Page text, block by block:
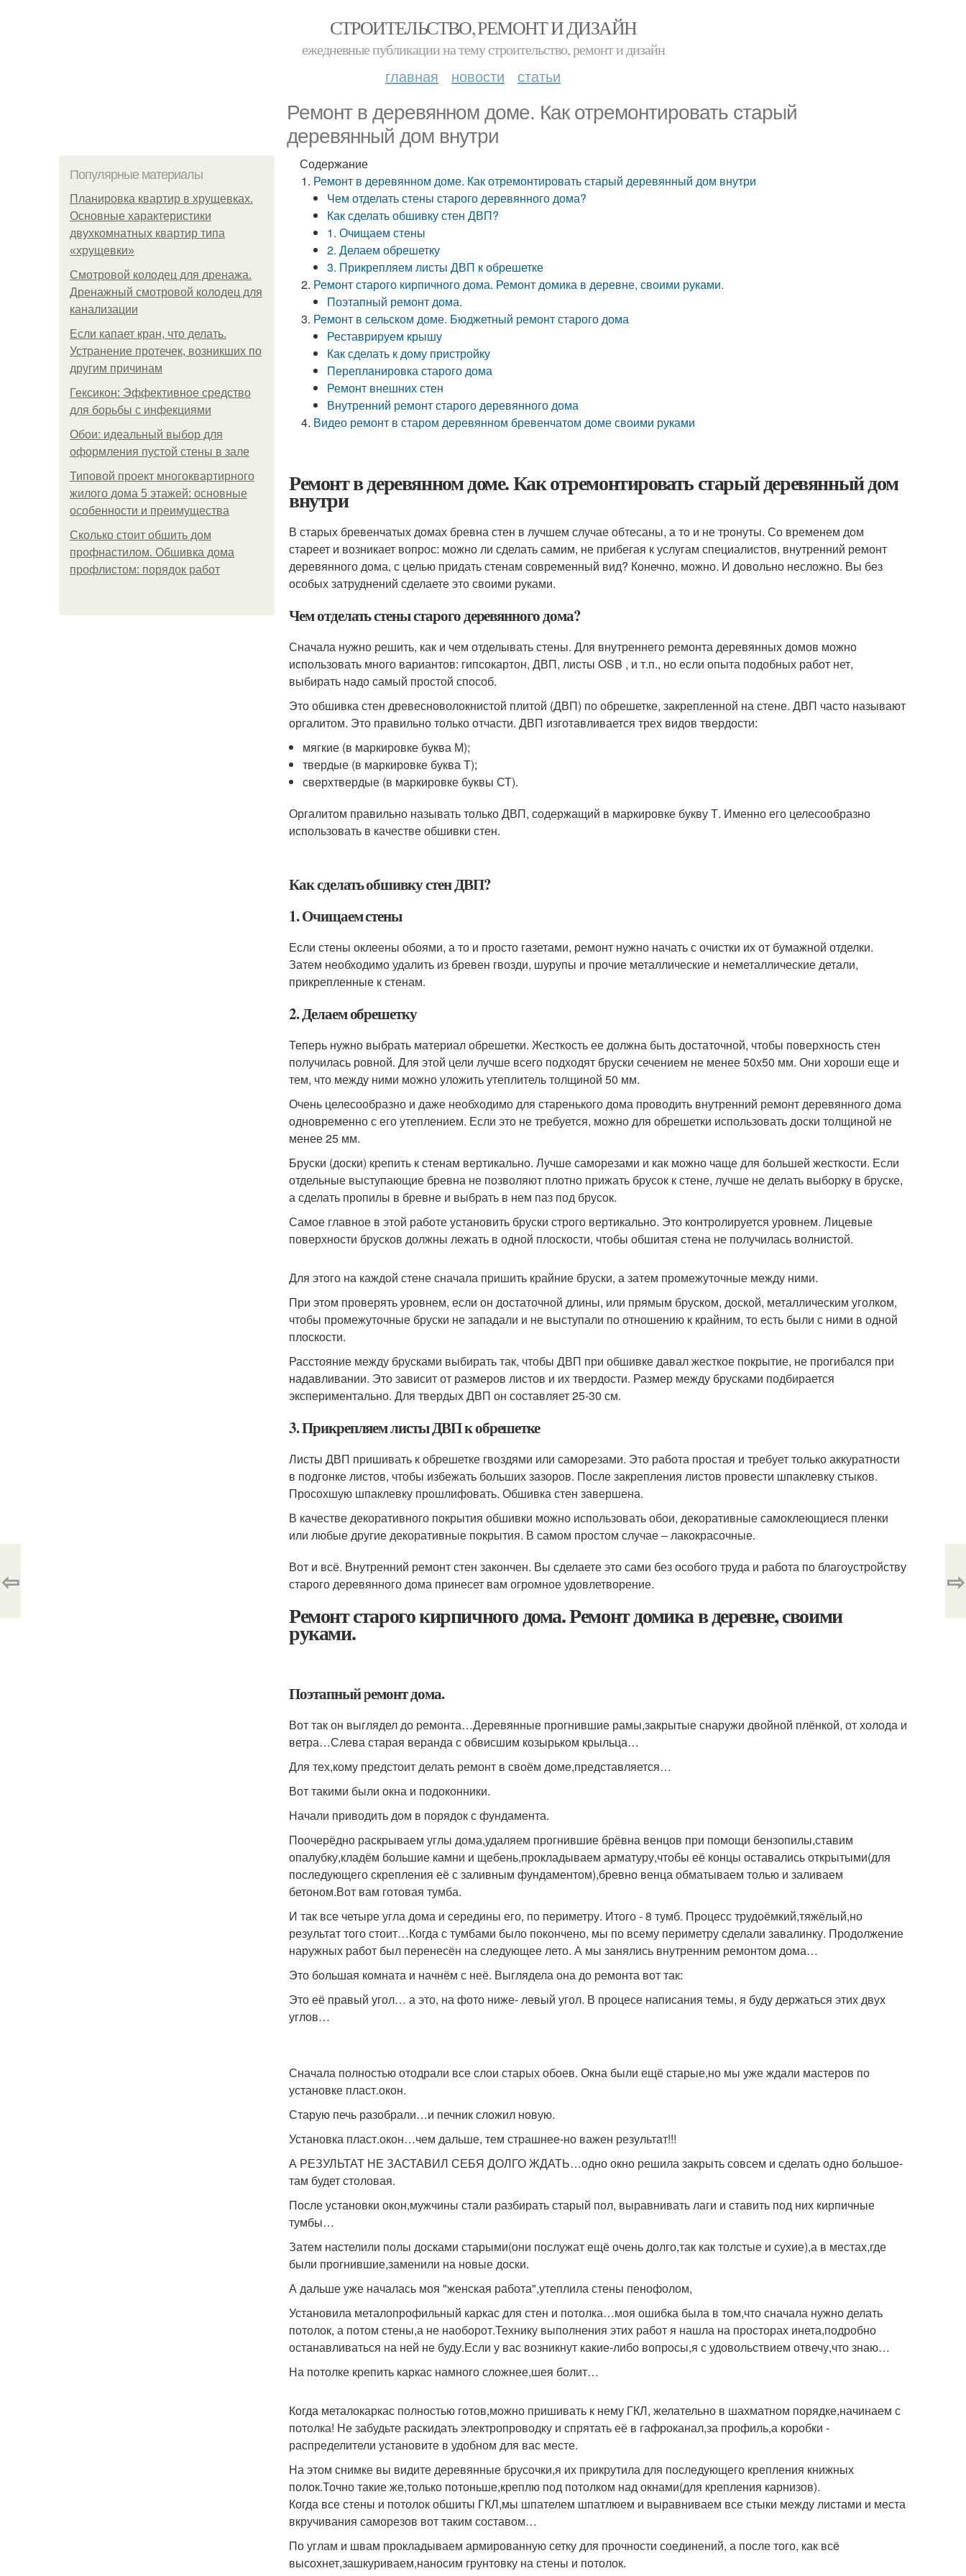
СТРОИТЕЛЬСТВО, РЕМОНТ И ДИЗАЙН
ежедневные публикации на тему строительство, ремонт и дизайн
главная новости статьи
Ремонт в деревянном доме. Как отремонтировать старый
деревянный дом внутри
Популярные материалы
Планировка квартир в хрущевках.
Основные характеристики
двухкомнатных квартир типа
«хрущевки»
Смотровой колодец для дренажа.
Дренажный смотровой колодец для
канализации
Если капает кран, что делать.
Устранение протечек, возникших по
другим причинам
Гексикон: Эффективное средство
для борьбы с инфекциями
Обои: идеальный выбор для
оформления пустой стены в зале
Типовой проект многоквартирного
жилого дома 5 этажей: основные
особенности и преимущества
Сколько стоит обшить дом
профнастилом. Обшивка дома
профлистом: порядок работ
Содержание
Ремонт в деревянном доме. Как отремонтировать старый деревянный дом внутри
Чем отделать стены старого деревянного дома?
Как сделать обшивку стен ДВП?
1. Очищаем стены
2. Делаем обрешетку
3. Прикрепляем листы ДВП к обрешетке
Ремонт старого кирпичного дома. Ремонт домика в деревне, своими руками.
Поэтапный ремонт дома.
Ремонт в сельском доме. Бюджетный ремонт старого дома
Реставрируем крышу
Как сделать к дому пристройку
Перепланировка старого дома
Ремонт внешних стен
Внутренний ремонт старого деревянного дома
Видео ремонт в старом деревянном бревенчатом доме своими руками
Ремонт в деревянном доме. Как отремонтировать старый деревянный дом
внутри
В старых бревенчатых домах бревна стен в лучшем случае обтесаны, а то и не тронуты. Со временем дом
стареет и возникает вопрос: можно ли сделать самим, не прибегая к услугам специалистов, внутренний ремонт
деревянного дома, с целью придать стенам современный вид? Конечно, можно. И довольно несложно. Вы без
особых затруднений сделаете это своими руками.
Чем отделать стены старого деревянного дома?
Сначала нужно решить, как и чем отделывать стены. Для внутреннего ремонта деревянных домов можно
использовать много вариантов: гипсокартон, ДВП, листы OSB , и т.п., но если опыта подобных работ нет,
выбирать надо самый простой способ.
Это обшивка стен древесноволокнистой плитой (ДВП) по обрешетке, закрепленной на стене. ДВП часто называют
оргалитом. Это правильно только отчасти. ДВП изготавливается трех видов твердости:
мягкие (в маркировке буква М);
твердые (в маркировке буква Т);
сверхтвердые (в маркировке буквы СТ).
Оргалитом правильно называть только ДВП, содержащий в маркировке букву Т. Именно его целесообразно
использовать в качестве обшивки стен.
Как сделать обшивку стен ДВП?
1. Очищаем стены
Если стены оклеены обоями, а то и просто газетами, ремонт нужно начать с очистки их от бумажной отделки.
Затем необходимо удалить из бревен гвозди, шурупы и прочие металлические и неметаллические детали,
прикрепленные к стенам.
2. Делаем обрешетку
Теперь нужно выбрать материал обрешетки. Жесткость ее должна быть достаточной, чтобы поверхность стен
получилась ровной. Для этой цели лучше всего подходят бруски сечением не менее 50х50 мм. Они хороши еще и
тем, что между ними можно уложить утеплитель толщиной 50 мм.
Очень целесообразно и даже необходимо для старенького дома проводить внутренний ремонт деревянного дома
одновременно с его утеплением. Если это не требуется, можно для обрешетки использовать доски толщиной не
менее 25 мм.
Бруски (доски) крепить к стенам вертикально. Лучше саморезами и как можно чаще для большей жесткости. Если
отдельные выступающие бревна не позволяют плотно прижать брусок к стене, лучше не делать выборку в бруске,
а сделать пропилы в бревне и выбрать в нем паз под брусок.
Самое главное в этой работе установить бруски строго вертикально. Это контролируется уровнем. Лицевые
поверхности брусков должны лежать в одной плоскости, чтобы обшитая стена не получилась волнистой.
Для этого на каждой стене сначала пришить крайние бруски, а затем промежуточные между ними.
При этом проверять уровнем, если он достаточной длины, или прямым бруском, доской, металлическим уголком,
чтобы промежуточные бруски не западали и не выступали по отношению к крайним, то есть были с ними в одной
плоскости.
Расстояние между брусками выбирать так, чтобы ДВП при обшивке давал жесткое покрытие, не прогибался при
надавливании. Это зависит от размеров листов и их твердости. Размер между брусками подбирается
экспериментально. Для твердых ДВП он составляет 25-30 см.
3. Прикрепляем листы ДВП к обрешетке
Листы ДВП пришивать к обрешетке гвоздями или саморезами. Это работа простая и требует только аккуратности
в подгонке листов, чтобы избежать больших зазоров. После закрепления листов провести шпаклевку стыков.
Просохшую шпаклевку прошлифовать. Обшивка стен завершена.
В качестве декоративного покрытия обшивки можно использовать обои, декоративные самоклеющиеся пленки
или любые другие декоративные покрытия. В самом простом случае – лакокрасочные.
Вот и всё. Внутренний ремонт стен закончен. Вы сделаете это сами без особого труда и работа по благоустройству
старого деревянного дома принесет вам огромное удовлетворение.
Ремонт старого кирпичного дома. Ремонт домика в деревне, своими
руками.
Поэтапный ремонт дома.
Вот так он выглядел до ремонта…Деревянные прогнившие рамы,закрытые снаружи двойной плёнкой, от холода и
ветра…Слева старая веранда с обвисшим козырьком крыльца…
Для тех,кому предстоит делать ремонт в своём доме,представляется…
Вот такими были окна и подоконники.
Начали приводить дом в порядок с фундамента.
Поочерёдно раскрываем углы дома,удаляем прогнившие брёвна венцов при помощи бензопилы,ставим
опалубку,кладём большие камни и щебень,прокладываем арматуру,чтобы её концы оставались открытыми(для
последующего скрепления её с заливным фундаментом),бревно венца обматываем толью и заливаем
бетоном.Вот вам готовая тумба.
И так все четыре угла дома и середины его, по периметру. Итого - 8 тумб. Процесс трудоёмкий,тяжёлый,но
результат того стоит…Когда с тумбами было покончено, мы по всему периметру сделали завалинку. Продолжение
наружных работ был перенесён на следующее лето. А мы занялись внутренним ремонтом дома…
Это большая комната и начнём с неё. Выглядела она до ремонта вот так:
Это её правый угол… а это, на фото ниже- левый угол. В процесе написания темы, я буду держаться этих двух
углов…
Сначала полностью отодрали все слои старых обоев. Окна были ещё старые,но мы уже ждали мастеров по
установке пласт.окон.
Старую печь разобрали…и печник сложил новую.
Установка пласт.окон…чем дальше, тем страшнее-но важен результат!!!
А РЕЗУЛЬТАТ НЕ ЗАСТАВИЛ СЕБЯ ДОЛГО ЖДАТЬ…одно окно решила закрыть совсем и сделать одно большое-
там будет столовая.
После установки окон,мужчины стали разбирать старый пол, выравнивать лаги и ставить под них кирпичные
тумбы…
Затем настелили полы досками старыми(они послужат ещё очень долго,так как толстые и сухие),а в местах,где
были прогнившие,заменили на новые доски.
А дальше уже началась моя "женская работа",утеплила стены пенофолом,
Установила металопрофильный каркас для стен и потолка…моя ошибка была в том,что сначала нужно делать
потолок, а потом стены,а не наоборот.Технику выполнения этих работ я нашла на просторах инета,подробно
останавливаться на ней не буду.Если у вас возникнут какие-либо вопросы,я с удовольствием отвечу,что знаю…
На потолке крепить каркас намного сложнее,шея болит…
Когда металокаркас полностью готов,можно пришивать к нему ГКЛ, желательно в шахматном порядке,начинаем с
потолка! Не забудьте раскидать электропроводку и спрятать её в гафроканал,за профиль,а коробки -
распределители установите в удобном для вас месте.
На этом снимке вы видите деревянные брусочки,я их прикрутила для последующего крепления книжных
полок.Точно такие же,только потоньше,креплю под потолком над окнами(для крепления карнизов).
Когда все стены и потолок обшиты ГКЛ,мы шпателем шпатлюем и выравниваем все стыки между листами и места
вкручивания саморезов вот таким составом…
По углам и швам прокладываем армированную сетку для прочности соединений, а после того, как всё
высохнет,зашкуриваем,наносим грунтовку на стены и потолок.
⇦ ⇨